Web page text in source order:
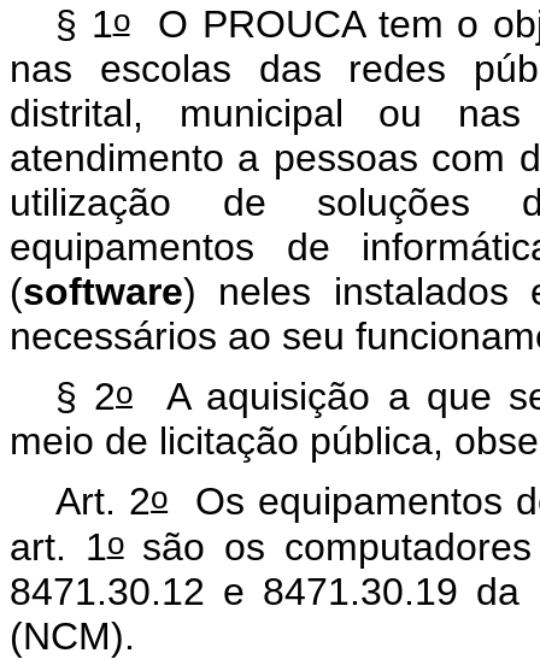
§ 1oO PROUCA tem o
nas escolas das redes
distrital, municipal ou
atendimento a pessoas com
utilização de soluções
equipamentos de
(software) neles instalados
necessários ao seu
§ 2oA aquisição a que
meio de licitação pública,
Art. 2oOs equipamentos
art. 1osão os computadores
8471.30.12 e 8471.30.19
(NCM).